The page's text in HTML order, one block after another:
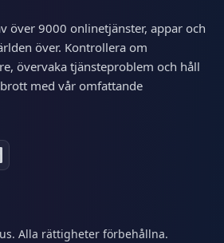
över 9000 onlinetjänster, appar och
över. Kontrollera om
övervaka tjänsteproblem och håll
med vår omfattande
Alla rättigheter förbehållna.